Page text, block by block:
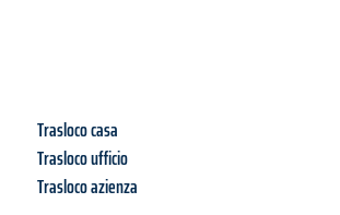
Trasloco casa
Trasloco ufficio
Trasloco azienza